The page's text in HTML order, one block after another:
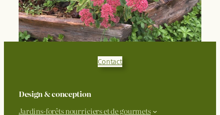
Contact
Design & conception
Jardins-forêts nourriciers et de gourmets